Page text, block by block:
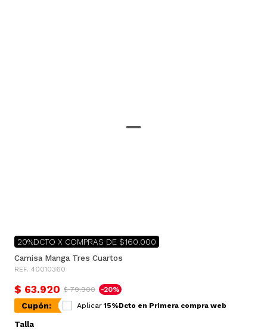
20%DCTO X COMPRAS DE $160.000
Camisa Manga Tres Cuartos
REF. 40010360
$ 63.920 $ 79.900 -20%
Cupón: Aplicar 15%Dcto en Primera compra web
Talla